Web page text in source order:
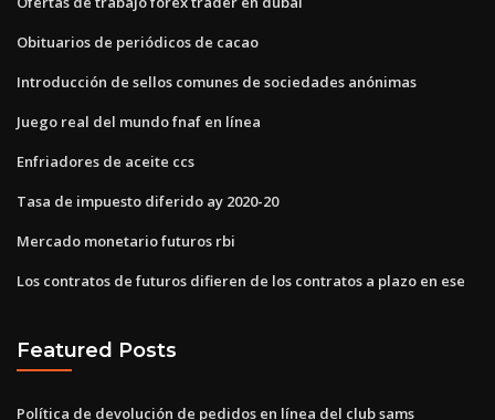
Obituarios de periódicos de cacao
Introducción de sellos comunes de sociedades anónimas
Juego real del mundo fnaf en línea
Enfriadores de aceite ccs
Tasa de impuesto diferido ay 2020-20
Mercado monetario futuros rbi
Los contratos de futuros difieren de los contratos a plazo en ese
Featured Posts
Política de devolución de pedidos en línea del club sams